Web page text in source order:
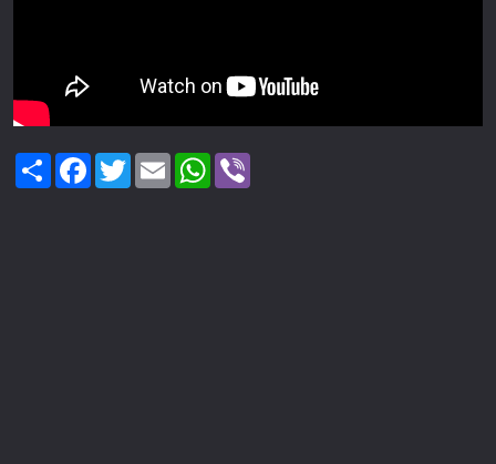
ShareFacebook
TwitterEmail WhatsApp